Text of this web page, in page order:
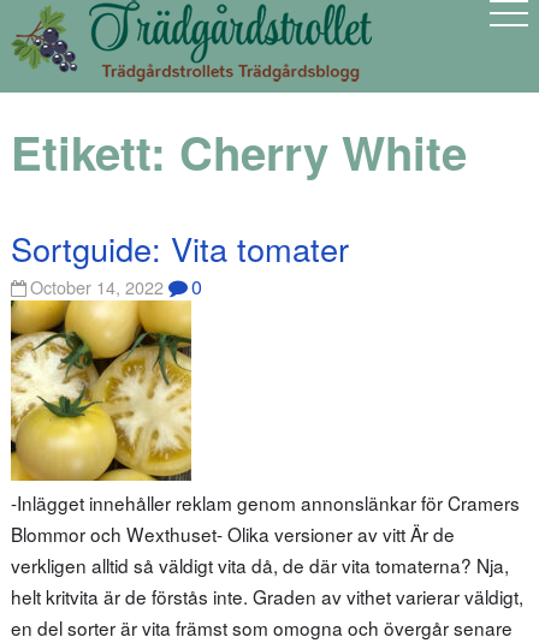
Etikett: Cherry White
Sortguide: Vita tomater
October 14, 2022 0
-Inlägget innehåller reklam genom annonslänkar för Cramers
Blommor och Wexthuset- Olika versioner av vitt Är de
verkligen alltid så väldigt vita då, de där vita tomaterna? Nja,
helt kritvita är de förstås inte. Graden av vithet varierar väldigt,
en del sorter är vita främst som omogna och övergår senare